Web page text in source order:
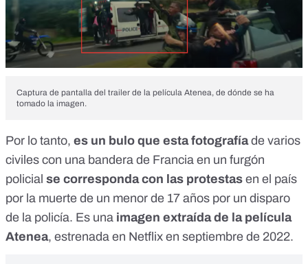
Captura de pantalla del trailer de la película Atenea, de dónde se ha
tomado la imagen.
Por lo tanto, es un bulo que esta fotografíade varios
civiles con una bandera de Francia en un furgón
policial se corresponda con las protestas en el país
por la muerte de un menor de 17 años por un disparo
de la policía. Es una imagen extraída de la película
Atenea, estrenada en Netflix en septiembre de 2022.